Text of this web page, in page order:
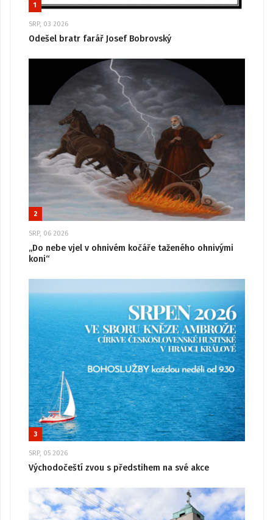
1
SRP, 03 2026
Odešel bratr farář Josef Bobrovský
2
SRP, 06 2026
„Do nebe vjel v ohnivém kočáře taženého ohnivými
koni“
3
SRP, 05 2026
Východočeští zvou s předstihem na své akce